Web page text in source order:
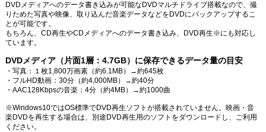
DVDメディアへのデータ書き込みが可能なDVDマルチドライブ搭載なので、撮
りためた写真や映像、取り込んだ音楽データなどをDVDにバックアップするこ
とが可能です。
もちろん、CD再生やCDメディアへのデータ書き込み、DVD再生※にも対応し
ています。
DVDメディア（片面1層：4.7GB）に保存できるデータ量の目安
・写真：１枚1,800万画素（約6.1MB）→約645枚
・フルHD動画：30分（約4,000MB）→約40分
・AAC128Kbpsの音楽：4分（約4MB）→約1000曲
※Windows10ではOS標準でDVD再生ソフトが搭載されていません。映画・音
楽DVDを再生する場合は、別途DVD再生用のソフトをダウンロードし、ご利用
ください。